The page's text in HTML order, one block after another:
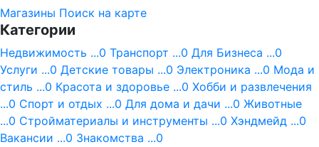
Магазины Поиск на карте
Категории
Недвижимость ...0 Транспорт ...0 Для Бизнеса ...0
Услуги ...0 Детские товары ...0 Электроника ...0 Мода и
стиль ...0 Красота и здоровье ...0 Хобби и развлечения
...0 Спорт и отдых ...0 Для дома и дачи ...0 Животные
...0 Стройматериалы и инструменты ...0 Хэндмейд ...0
Вакансии ...0 Знакомства ...0